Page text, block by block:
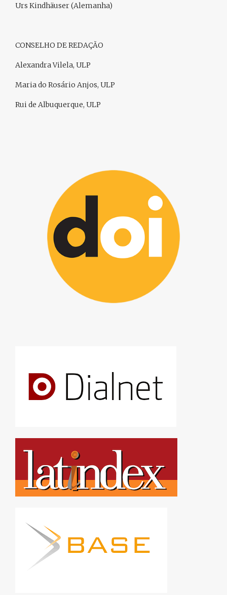
Urs Kindhäuser (Alemanha)
CONSELHO DE REDAÇÃO
Alexandra Vilela, ULP
Maria do Rosário Anjos, ULP
Rui de Albuquerque, ULP